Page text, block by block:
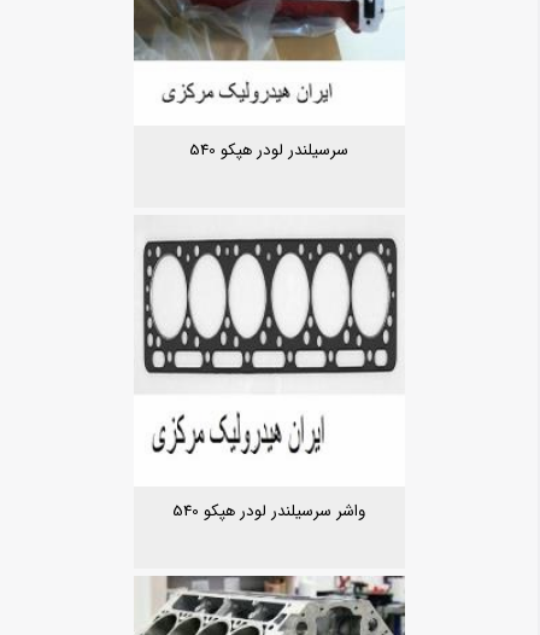
سرسیلندر لودر هپکو 540
واشر سرسیلندر لودر هپکو 540